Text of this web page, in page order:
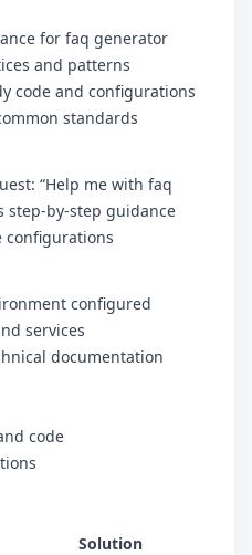
for faq generator
and patterns
code and configurations
standards
“Help me with faq
step-by-step guidance
configurations
configured
services
documentation
code
Solution